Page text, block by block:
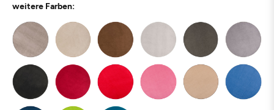
weitere Farben: